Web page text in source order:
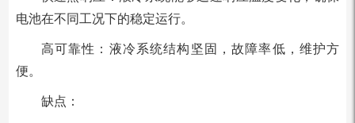
电池在不同工况下的稳定运行。
高可靠性：液冷系统结构坚固，故障率低，维护方
便。
缺点：